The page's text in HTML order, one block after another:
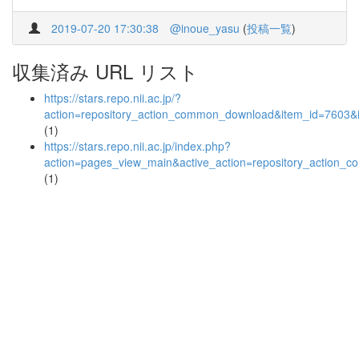
2019-07-20 17:30:38 @inoue_yasu (投稿一覧)
収集済み URL リスト
https://stars.repo.nii.ac.jp/?
(1)
https://stars.repo.nii.ac.jp/index.php?
(1)